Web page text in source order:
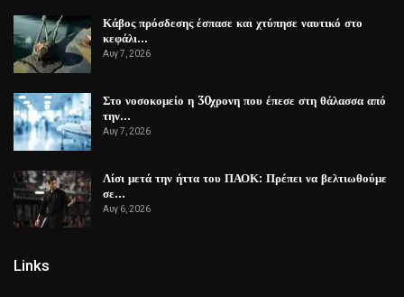
Κάβος πρόσδεσης έσπασε και χτύπησε ναυτικό στο
κεφάλι…
Αυγ 7, 2026
Στο νοσοκομείο η 30χρονη που έπεσε στη θάλασσα από
την…
Αυγ 7, 2026
Λίσι μετά την ήττα του ΠΑΟΚ: Πρέπει να βελτιωθούμε
σε…
Αυγ 6, 2026
Links